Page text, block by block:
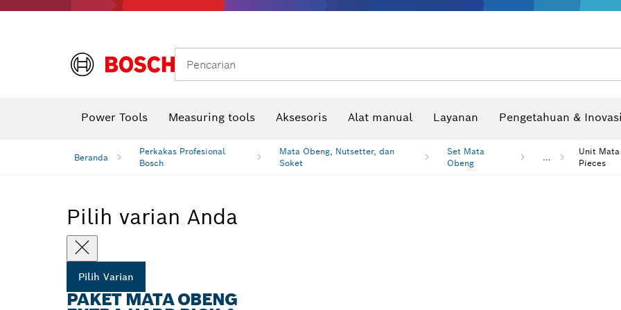
Pencarian
Power Tools Measuring tools Aksesoris Alat manual Layanan Pengetahuan & Inovasi
Beranda
Perkakas Profesional
Bosch
Mata Obeng, Nutsetter, dan
Soket
Set Mata
Obeng
...
Unit
Pieces
Pilih varian Anda
Pilih Varian
PAKET MATA OBENG